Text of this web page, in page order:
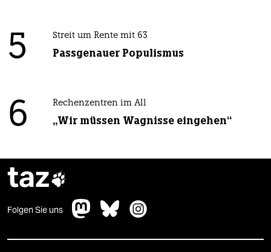
5 Streit um Rente mit 63
Passgenauer Populismus
6 Rechenzentren im All
„Wir müssen Wagnisse eingehen“
taz
Folgen Sie uns